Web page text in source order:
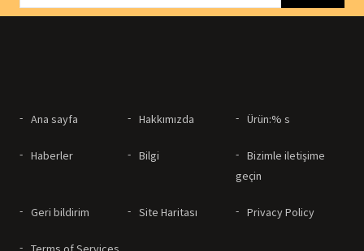
Ana sayfa Hakkımızda Ürün:% s
Haberler Bilgi
Bizimle iletişime
geçin
Geri bildirim Site Haritası Privacy Policy